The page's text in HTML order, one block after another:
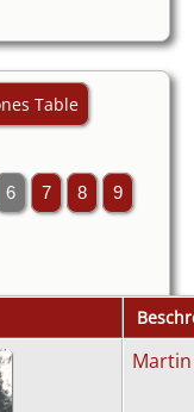
Table
6 7 8
9
Martin